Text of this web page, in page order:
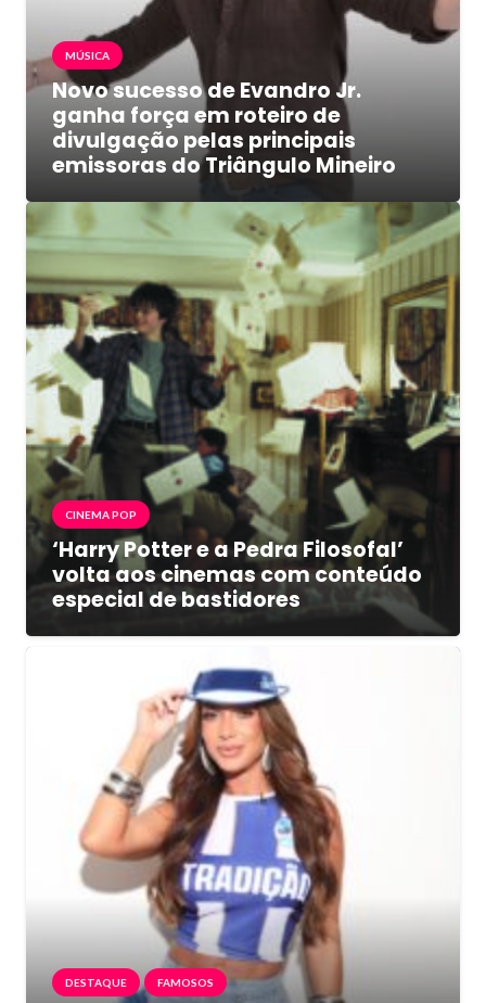
MÚSICA
Novo sucesso de Evandro Jr.
ganha força em roteiro de
divulgação pelas principais
emissoras do Triângulo Mineiro
CINEMA POP
‘Harry Potter e a Pedra Filosofal’
volta aos cinemas com conteúdo
especial de bastidores
DESTAQUE FAMOSOS